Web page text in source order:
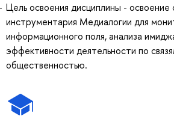
Цель освоения дисциплины - освоение
инструментария Медиалогии для
информационного поля, анализа
эффективности деятельности по
общественностью.